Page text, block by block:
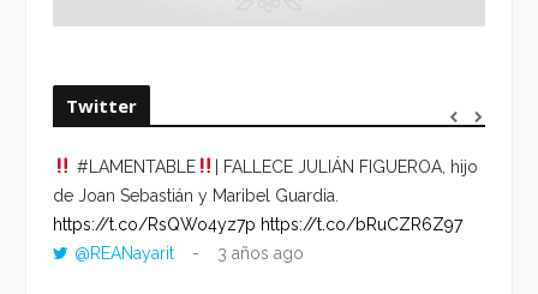
Twitter
#LAMENTABLE
| FALLECE JULIÁN FIGUEROA, hijo
de Joan Sebastián y Maribel Guardia.
https://t.co/RsQWo4yz7p https://t.co/bRuCZR6Z97
@REANayarit
3 años ago